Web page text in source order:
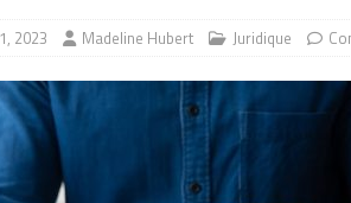
2023 Madeline Hubert Juridique